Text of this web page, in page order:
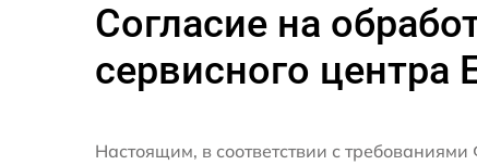
Согласие на
сервисного центра
Настоящим, в соответствии с